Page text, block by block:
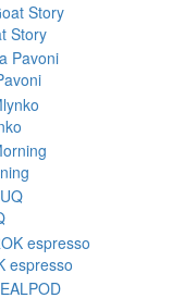
Story
espresso